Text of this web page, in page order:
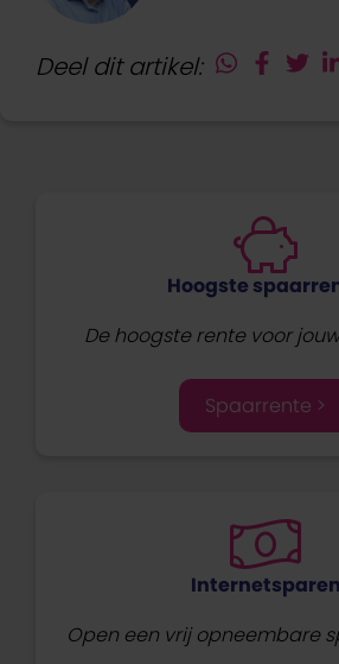
Deel dit artikel:
Hoogste
De hoogste rente voor
Spaarrente >
Internetsparen
Open een vrij opneembare